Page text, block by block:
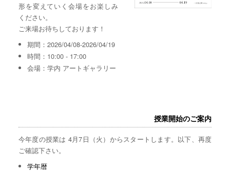
形を変えていく会場をお楽しみ
ください。
ご来場お待ちしております！
期間：2026/04/08-2026/04/19
時間：10:00 - 17:00
会場：学内 アートギャラリー
授業開始のご案内
今年度の授業は 4月7日（火）からスタートします。以下、再度
ご確認下さい。
学年暦